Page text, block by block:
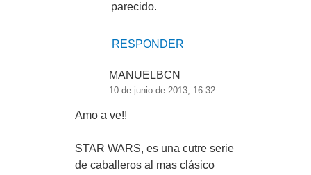
parecido.
RESPONDER
MANUELBCN
10 de junio de 2013, 16:32
Amo a ve!!
STAR WARS, es una cutre serie
de caballeros al mas clásico